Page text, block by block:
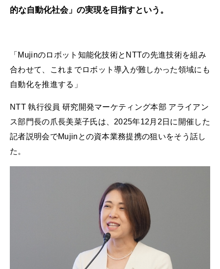
的な自動化社会」の実現を目指すという。
「Mujinのロボット知能化技術とNTTの先進技術を組み
合わせて、これまでロボット導入が難しかった領域にも
自動化を推進する」
NTT 執行役員 研究開発マーケティング本部 アライアン
ス部門長の爪長美菜子氏は、2025年12月2日に開催した
記者説明会でMujinとの資本業務提携の狙いをそう話し
た。